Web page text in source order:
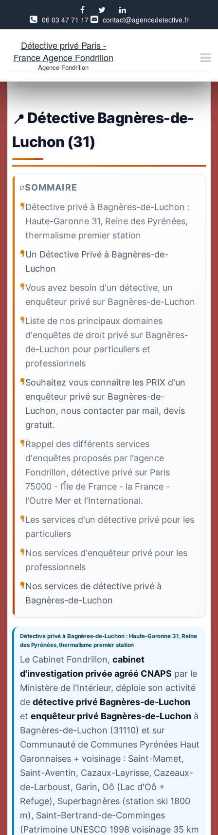
Aller
contenu
06 03 47 71 17 contact@agencedetective.fr
Détective privé Paris -
France Agence Fondrillon
Agence Fondrillon
Détective Bagnères-de-
Luchon (31)
SOMMAIRE
Détective privé à Bagnères-de-Luchon :
Haute-Garonne 31, Reine des Pyrénées,
thermalisme premier station
Un Détective Privé à Bagnères-de-
Luchon
Vous avez besoin d'un détective, un
enquêteur privé sur Bagnères-de-Luchon
Liste de nos principaux domaines
d'enquêtes de droit privé sur Bagnères-
de-Luchon pour particuliers et
professionnels
Souhaitez vous connaître les PRIX d'un
enquêteur privé sur Bagnères-de-
Luchon, nous contacter par mail, devis
gratuit.
Rappel des différents services
d'enquêtes proposés par l'agence
Fondrillon, détective privé sur Paris
75000 - l’Île de France - la France -
l'Outre Mer et l'International.
Les services d'un détective privé pour les
particuliers
Nos services d'enquêteur privé pour les
professionnels
Nos services de détective privé à
Bagnères-de-Luchon
Détective privé à Bagnères-de-Luchon : Haute-Garonne 31, Reine
des Pyrénées, thermalisme premier station
Le Cabinet Fondrillon, cabinet
d'investigation privée agréé CNAPS par le
Ministère de l'Intérieur, déploie son activité
de détective privé Bagnères-de-Luchon
et enquêteur privé Bagnères-de-Luchon à
Bagnères-de-Luchon (31110) et sur
Communauté de Communes Pyrénées Haut
Garonnaises + voisinage : Saint-Mamet,
Saint-Aventin, Cazaux-Layrisse, Cazeaux-
de-Larboust, Garin, Oô (Lac d'Oô +
Refuge), Superbagnères (station ski 1800
m), Saint-Bertrand-de-Comminges
(Patrimoine UNESCO 1998 voisinage 35 km